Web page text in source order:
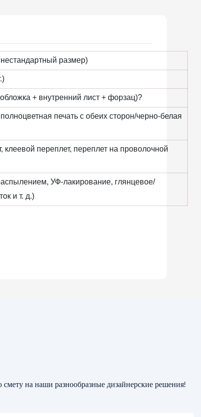
размер)
+ внутренний лист + форзац)?
печать с обеих сторон/черно-белая
переплет, переплет на проволочной
УФ-лакирование, глянцевое/
и т. д.)
на наши разнообразные дизайнерские решения!